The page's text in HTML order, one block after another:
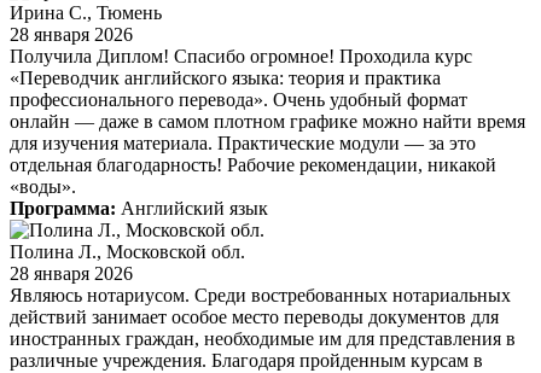
Ирина С., Тюмень
28 января 2026
Получила Диплом! Спасибо огромное! Проходила курс
«Переводчик английского языка: теория и практика
профессионального перевода». Очень удобный формат
онлайн — даже в самом плотном графике можно найти время
для изучения материала. Практические модули — за это
отдельная благодарность! Рабочие рекомендации, никакой
«воды».
Программа: Английский язык
Полина Л., Московской обл.
28 января 2026
Являюсь нотариусом. Среди востребованных нотариальных
действий занимает особое место переводы документов для
иностранных граждан, необходимые им для представления в
различные учреждения. Благодаря пройденным курсам в